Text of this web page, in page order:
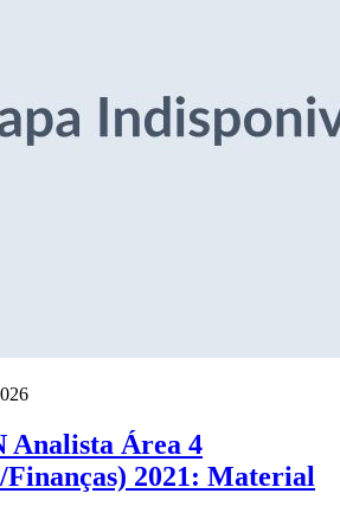
Analista Área 4
2021: Material